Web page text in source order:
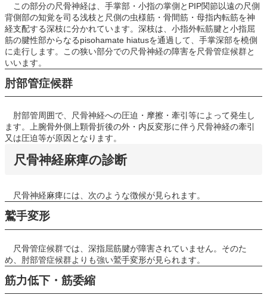
この部分の尺骨神経は、手掌部・小指の掌側とPIP関節以遠の尺側
背側部の知覚を司る浅枝と尺側の虫様筋・骨間筋・母指内転筋を神
経支配する深枝に分かれています。深枝は、小指外転筋腱と小指屈
筋の腱性部からなるpisohamate hiatusを通過して、手掌深部を橈側
に走行します。この狭い部分での尺骨神経の障害を尺骨管症候群と
いいます。
肘部管症候群
肘部管周囲で、尺骨神経への圧迫・摩擦・牽引等によって発生し
ます。上腕骨外側上顆骨折後の外・内反変形に伴う尺骨神経の牽引
又は圧迫等が原因となります。
尺骨神経麻痺の診断
尺骨神経麻痺には、次のような徴候が見られます。
鷲手変形
尺骨管症候群では、深指屈筋腱が障害されていません。そのた
め、肘部管症候群よりも強い鷲手変形が見られます。
筋力低下・筋委縮